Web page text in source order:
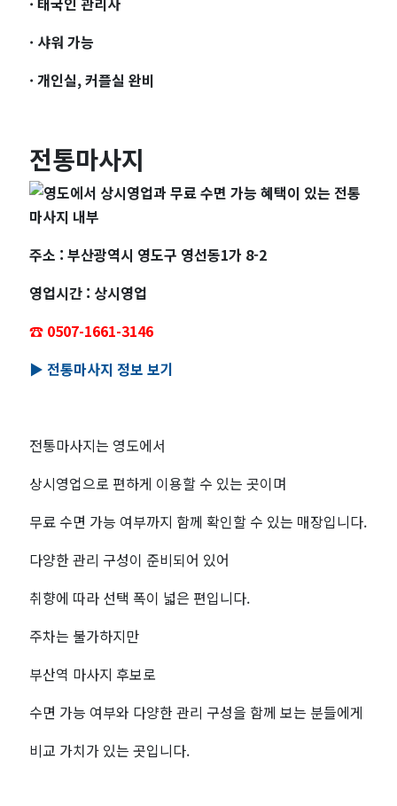
· 샤워 가능
· 개인실, 커플실 완비
전통마사지
주소 : 부산광역시 영도구 영선동1가 8-2
영업시간 : 상시영업
☎️ 0507-1661-3146
▶️ 전통마사지 정보 보기
전통마사지는 영도에서
상시영업으로 편하게 이용할 수 있는 곳이며
무료 수면 가능 여부까지 함께 확인할 수 있는 매장입니다.
다양한 관리 구성이 준비되어 있어
취향에 따라 선택 폭이 넓은 편입니다.
주차는 불가하지만
부산역 마사지 후보로
수면 가능 여부와 다양한 관리 구성을 함께 보는 분들에게
비교 가치가 있는 곳입니다.